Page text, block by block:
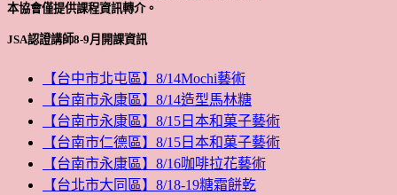
本協會僅提供課程資訊轉介。
JSA認證講師8-9月開課資訊
【台中市北屯區】8/14Mochi藝術
【台南市永康區】8/14造型馬林糖
【台南市永康區】8/15日本和菓子藝術
【台南市仁德區】8/15日本和菓子藝術
【台南市永康區】8/16咖啡拉花藝術
【台北市大同區】8/18-19糖霜餅乾